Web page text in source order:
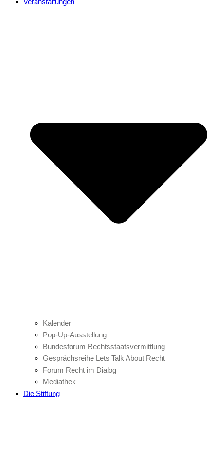
Veranstaltungen
Kalender
Pop-Up-Ausstellung
Bundesforum Rechtsstaatsvermittlung
Gesprächsreihe Lets Talk About Recht
Forum Recht im Dialog
Mediathek
Die Stiftung